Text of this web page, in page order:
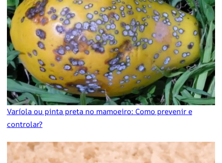
Varíola ou pinta preta no mamoeiro: Como prevenir e
controlar?